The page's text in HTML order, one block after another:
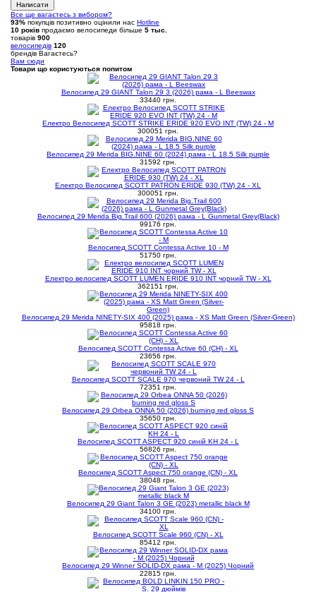
Написати
Все ще вагаєтесь з вибором?
93% покупців позитивно оцінили нас Hotline
10 років продаємо велосипеди більше 5 тыс.
товарів 900
велосипедів 120
брендів Вагаєтесь?
Вам сюди
Товари що користуються попитом
Велосипед 29 GIANT Talon 29 3 (2026) рама - L Beeswax
33440 грн.
Електро Велосипед SCOTT STRIKE ERIDE 920 EVO INT (TW) 24 - M
300051 грн.
Велосипед 29 Merida BIG.NINE 60 (2024) рама - L 18.5 Silk purple
31592 грн.
Eлектро Велосипед SCOTT PATRON ERIDE 930 (TW) 24 - XL
300051 грн.
Велосипед 29 Merida Big.Trail 600 (2026) рама - L Gunmetal Grey(Black)
99176 грн.
Велосипед SCOTT Contessa Active 10 - M
51750 грн.
Електро велосипед SCOTT LUMEN ERIDE 910 INT чорний TW - XL
362151 грн.
Велосипед 29 Merida NINETY-SIX 400 (2025) рама - XS Matt Green (Silver-Green)
95818 грн.
Велосипед SCOTT Contessa Active 60 (CH) - XL
23656 грн.
Велосипед SCOTT SCALE 970 червоний TW 24 - L
72351 грн.
Велосипед 29 Orbea ONNA 50 (2026) burning red gloss S
35650 грн.
Велосипед SCOTT ASPECT 920 синій KH 24 - L
56826 грн.
Велосипед SCOTT Aspect 750 orange (CN) - XL
38048 грн.
Велосипед 29 Giant Talon 3 GE (2023) metallic black M
34100 грн.
Велосипед SCOTT Scale 960 (CN) - XL
85412 грн.
Велосипед 29 Winner SOLID-DX рама - M (2025) Чорний
22815 грн.